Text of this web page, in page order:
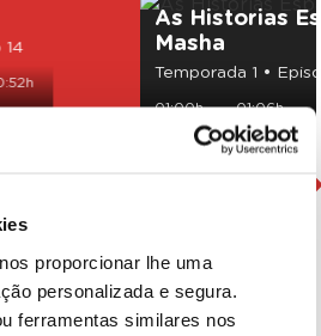
proporcionar lhe uma
personalizada e segura.
ferramentas similares nos
14
As Historias
Masha
Temporada 1 •
01:00h 01:06h
01:30h
01:36h